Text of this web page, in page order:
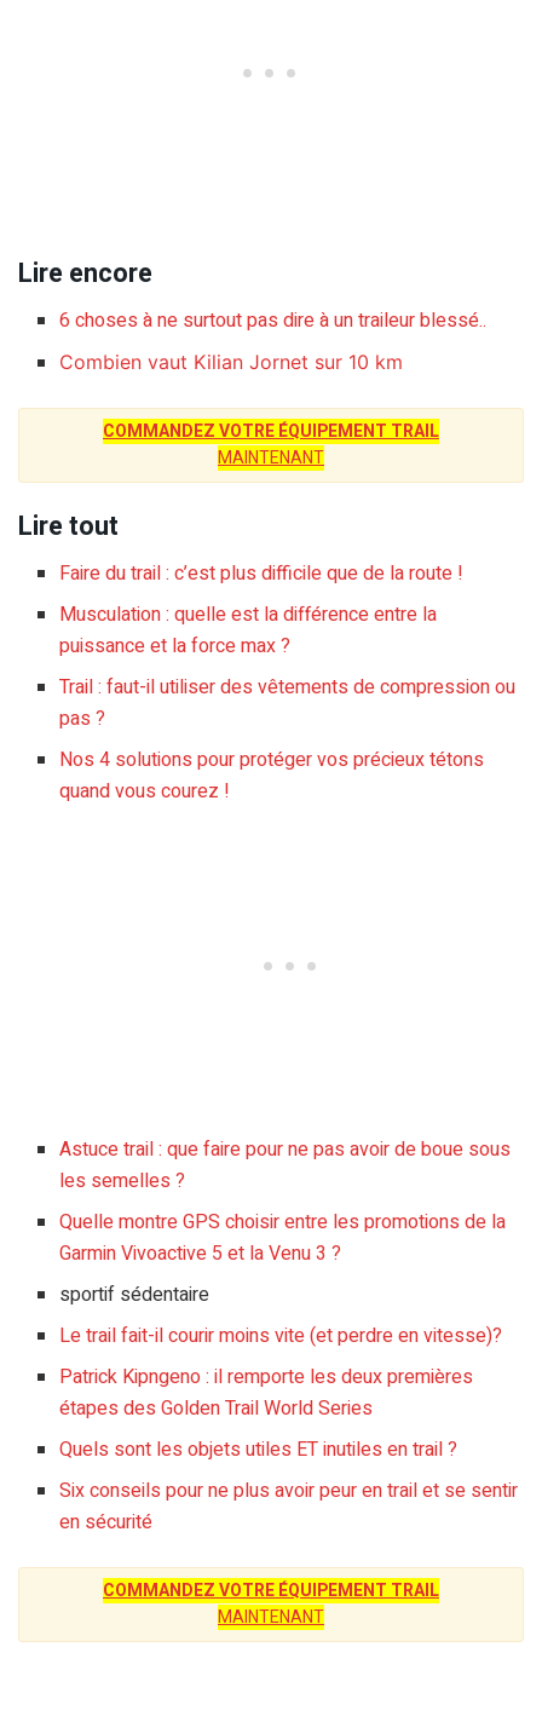
Lire encore
6 choses à ne surtout pas dire à un traileur blessé..
Combien vaut Kilian Jornet sur 10 km
COMMANDEZ VOTRE ÉQUIPEMENT TRAIL
MAINTENANT
Lire tout
Faire du trail : c’est plus difficile que de la route !
Musculation : quelle est la différence entre la
puissance et la force max ?
Trail : faut-il utiliser des vêtements de compression ou
pas ?
Nos 4 solutions pour protéger vos précieux tétons
quand vous courez !
Astuce trail : que faire pour ne pas avoir de boue sous
les semelles ?
Quelle montre GPS choisir entre les promotions de la
Garmin Vivoactive 5 et la Venu 3 ?
sportif sédentaire
Le trail fait-il courir moins vite (et perdre en vitesse)?
Patrick Kipngeno : il remporte les deux premières
étapes des Golden Trail World Series
Quels sont les objets utiles ET inutiles en trail ?
Six conseils pour ne plus avoir peur en trail et se sentir
en sécurité
COMMANDEZ VOTRE ÉQUIPEMENT TRAIL
MAINTENANT